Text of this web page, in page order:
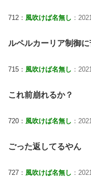
712： 風吹けば名無し ：
ルペルカーリア制御
715： 風吹けば名無し ：
これ前崩れるか？
720： 風吹けば名無し ：
ごった返してるやん
727： 風吹けば名無し ：